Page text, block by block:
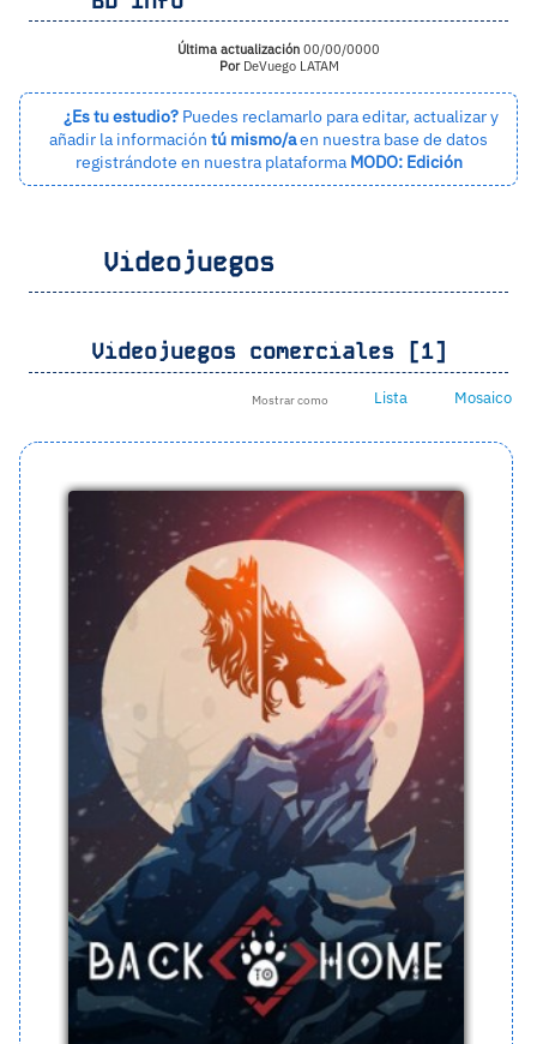
Última actualización 00/00/0000
PorDeVuego LATAM
¿Es tu estudio? Puedes reclamarlo para editar, actualizar y
añadir la información tú mismo/aen nuestra base de datos
registrándote en nuestra plataforma MODO: Edición
Videojuegos
Videojuegos comerciales [1]
Mostrar como Lista Mosaico